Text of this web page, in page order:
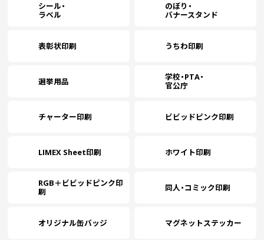
シール・
ラベル
のぼり・
バナースタンド
表彰状印刷 うちわ印刷
選挙用品
学校・PTA・
官公庁
チャーター印刷 ビビッドピンク印刷
LIMEX Sheet印刷 ホワイト印刷
RGB＋ビビッドピンク印
刷
同人・コミック印刷
オリジナル缶バッジ マグネットステッカー